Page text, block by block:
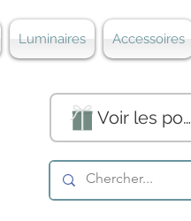
Luminaires Accessoires
Voir les points